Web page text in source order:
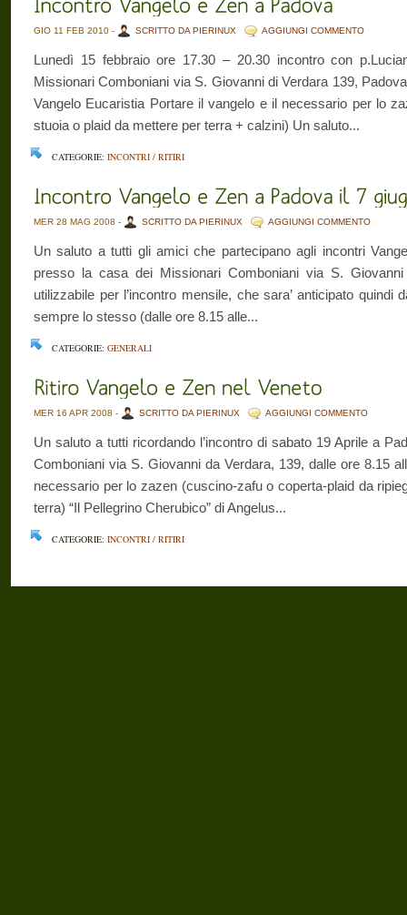
GIO 11 FEB 2010 - SCRITTO DA PIERINUX AGGIUNGI COMMENTO
Lunedì 15 febbraio ore 17.30 – 20.30 incontro con
Missionari Comboniani via S. Giovanni di Verdara 139,
Vangelo Eucaristia Portare il vangelo e il necessario per lo
stuoia o plaid da mettere per terra + calzini) Un saluto...
CATEGORIE: INCONTRI / RITIRI
MER 28 MAG 2008 - SCRITTO DA PIERINUX AGGIUNGI COMMENTO
Un saluto a tutti gli amici che partecipano agli incontri
presso la casa dei Missionari Comboniani via S.
utilizzabile per l’incontro mensile, che sara’ anticipato quindi
sempre lo stesso (dalle ore 8.15 alle...
CATEGORIE: GENERALI
MER 16 APR 2008 - SCRITTO DA PIERINUX AGGIUNGI COMMENTO
Un saluto a tutti ricordando l’incontro di sabato 19 Aprile a
Comboniani via S. Giovanni da Verdara, 139, dalle ore 8.15
necessario per lo zazen (cuscino-zafu o coperta-plaid da
terra) “Il Pellegrino Cherubico” di Angelus...
CATEGORIE: INCONTRI / RITIRI